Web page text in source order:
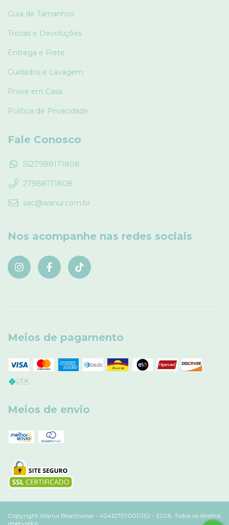
Guia de Tamanhos
Trocas e Devoluções
Entrega e Frete
Cuidados e Lavagem
Prove em Casa
Política de Privacidade
Fale Conosco
5527988171808
27988171808
sac@wanui.com.br
Nos acompanhe nas redes sociais
Meios de pagamento
Meios de envio
Copyright Wanui Beachwear - 42412757000132 - 2026. Todos os direitos
reservados.